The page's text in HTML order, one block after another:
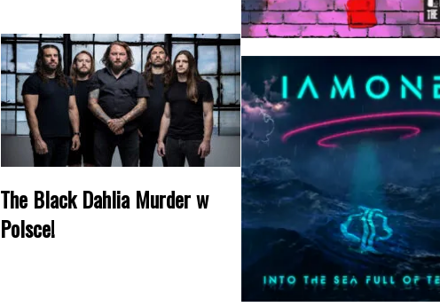
The Black Dahlia Murder w
Polsce!